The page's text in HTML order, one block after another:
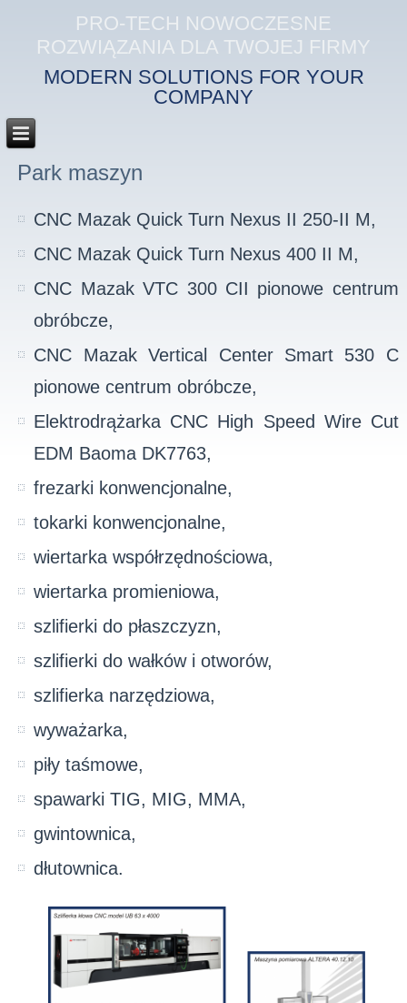
PRO-TECH NOWOCZESNE
ROZWIĄZANIA DLA TWOJEJ FIRMY
MODERN SOLUTIONS FOR YOUR
COMPANY
Park maszyn
CNC Mazak Quick Turn Nexus II 250-II M,
CNC Mazak Quick Turn Nexus 400 II M,
CNC Mazak VTC 300 CII pionowe centrum
obróbcze,
CNC Mazak Vertical Center Smart 530 C
pionowe centrum obróbcze,
Elektrodrążarka CNC High Speed Wire Cut
EDM Baoma DK7763,
frezarki konwencjonalne,
tokarki konwencjonalne,
wiertarka współrzędnościowa,
wiertarka promieniowa,
szlifierki do płaszczyzn,
szlifierki do wałków i otworów,
szlifierka narzędziowa,
wyważarka,
piły taśmowe,
spawarki TIG, MIG, MMA,
gwintownica,
dłutownica.